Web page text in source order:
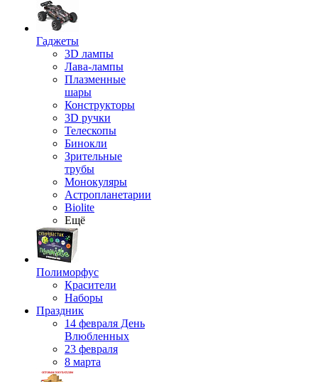
Гаджеты
3D лампы
Лава-лампы
Плазменные
шары
Конструкторы
3D ручки
Телескопы
Бинокли
Зрительные
трубы
Монокуляры
Астропланетарии
Biolite
Ещё
Полиморфус
Красители
Наборы
Праздник
14 февраля День
Влюбленных
23 февраля
8 марта